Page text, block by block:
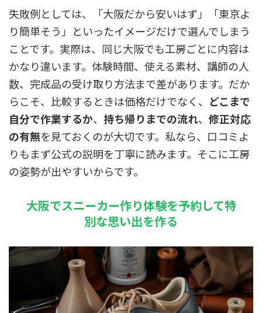
失敗例としては、「大阪だから安いはず」「東京よ
り簡単そう」といったイメージだけで選んでしまう
ことです。実際は、同じ大阪でも工房ごとに内容は
かなり違います。体験時間、使える素材、講師の人
数、完成品の受け取り方法まで差があります。だか
らこそ、比較するときは価格だけでなく、 どこまで
自分で作業するか、 持ち帰りまでの流れ、 修正対応
の有無を見ておくのが大切です。私なら、口コミよ
りもまず公式の説明を丁寧に読みます。そこに工房
の姿勢が出やすいからです。
大阪でスニーカー作り体験を予約して特
別な思い出を作る